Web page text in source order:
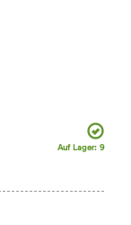
Auf Lager: 9